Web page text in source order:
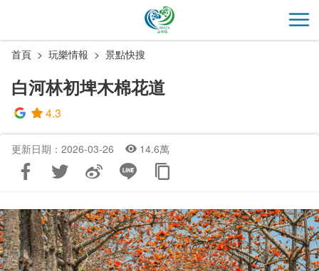
主
開
首頁 玩樂情報 景點快搜
白河林初埤木棉花道
4.3
更新日期：2026-03-26 14.6萬